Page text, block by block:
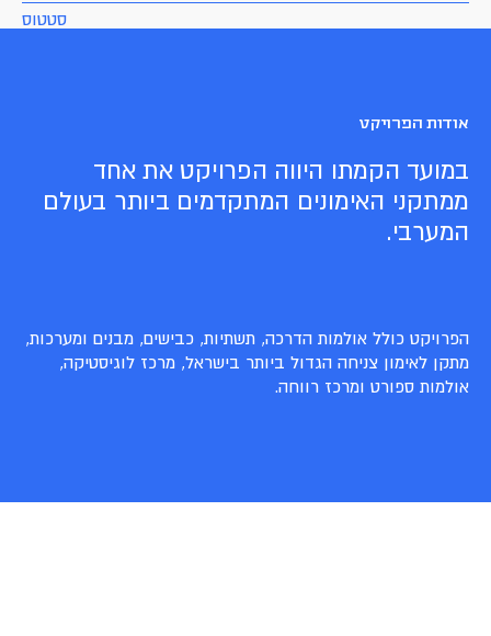
סטטוס
אודות הפרויקט
במועד הקמתו היווה הפרויקט את אחד
ממתקני האימונים המתקדמים ביותר בעולם
המערבי.
הפרויקט כולל אולמות הדרכה, תשתיות, כבישים, מבנים ומערכות,
מתקן לאימון צניחה הגדול ביותר בישראל, מרכז לוגיסטיקה,
אולמות ספורט ומרכז רווחה.